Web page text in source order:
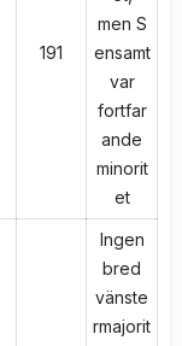
191
men S
ensamt
var
fortfar
ande
minorit
et
Ingen
bred
vänste
rmajorit